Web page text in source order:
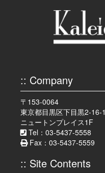
:: Company
〒153-0064
東京都目黒区下目黒2-16-1
ニュートンプレイス1F
Tel：03-5437-5558
Fax：03-5437-5559
:: Site Contents